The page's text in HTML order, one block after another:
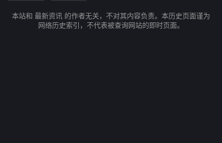
本站和 最新资讯 的作者无关，不对其内容负责。本历史页面谨为
网络历史索引，不代表被查询网站的即时页面。